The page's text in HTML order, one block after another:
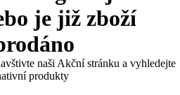
je již zboží
naši Akční stránku a vyhledejte
produkty